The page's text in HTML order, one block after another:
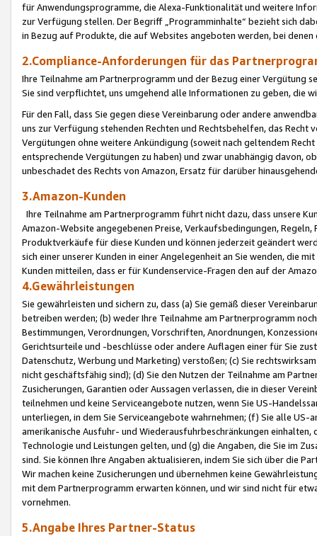
für Anwendungsprogramme, die Alexa-Funktionalität und weitere
zur Verfügung stellen. Der Begriff „Programminhalte“ bezieht sich
in Bezug auf Produkte, die auf Websites angeboten werden, bei
2.Compliance-Anforderungen für das
Ihre Teilnahme am Partnerprogramm und der Bezug einer Vergütung
Sie sind verpflichtet, uns umgehend alle Informationen zu geben, die
Für den Fall, dass Sie gegen diese Vereinbarung oder andere
uns zur Verfügung stehenden Rechten und Rechtsbehelfen, das
Vergütungen ohne weitere Ankündigung (soweit nach geltendem
entsprechende Vergütungen zu haben) und zwar unabhängig davon,
unbeschadet des Rechts von Amazon, Ersatz für darüber
3.Amazon-Kunden
Ihre Teilnahme am Partnerprogramm führt nicht dazu, dass unsere
Amazon-Website angegebenen Preise, Verkaufsbedingungen,
Produktverkäufe für diese Kunden und können jederzeit geändert
sich einer unserer Kunden in einer Angelegenheit an Sie wenden, die
Kunden mitteilen, dass er für Kundenservice-Fragen den auf der
4.Gewährleistungen
Sie gewährleisten und sichern zu, dass (a) Sie gemäß dieser
betreiben werden; (b) weder Ihre Teilnahme am Partnerprogramm
Bestimmungen, Verordnungen, Vorschriften, Anordnungen,
Gerichtsurteile und -beschlüsse oder andere Auflagen einer für Sie
Datenschutz, Werbung und Marketing) verstoßen; (c) Sie
nicht geschäftsfähig sind); (d) Sie den Nutzen der Teilnahme am
Zusicherungen, Garantien oder Aussagen verlassen, die in dieser
teilnehmen und keine Serviceangebote nutzen, wenn Sie US-
unterliegen, in dem Sie Serviceangebote wahrnehmen; (f) Sie alle
amerikanische Ausfuhr- und Wiederausfuhrbeschränkungen
Technologie und Leistungen gelten, und (g) die Angaben, die Sie im
sind. Sie können Ihre Angaben aktualisieren, indem Sie sich über die
Wir machen keine Zusicherungen und übernehmen keine
mit dem Partnerprogramm erwarten können, und wir sind nicht für
vornehmen.
5.Angabe Ihres Partner-Status